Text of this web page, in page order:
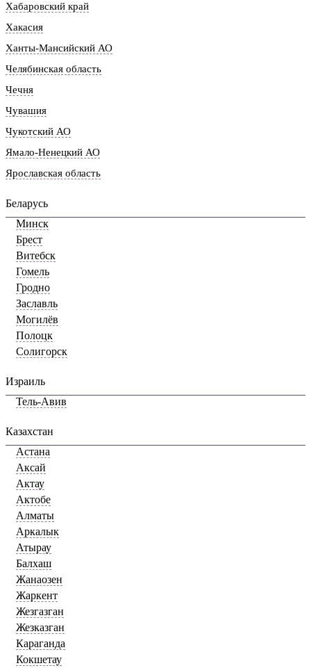
Хабаровский край
Хакасия
Ханты-Мансийский АО
Челябинская область
Чечня
Чувашия
Чукотский АО
Ямало-Ненецкий АО
Ярославская область
Беларусь
Минск
Брест
Витебск
Гомель
Гродно
Заславль
Могилёв
Полоцк
Солигорск
Израиль
Тель-Авив
Казахстан
Астана
Аксай
Актау
Актобе
Алматы
Аркалык
Атырау
Балхаш
Жанаозен
Жаркент
Жезгазган
Жезказган
Караганда
Кокшетау